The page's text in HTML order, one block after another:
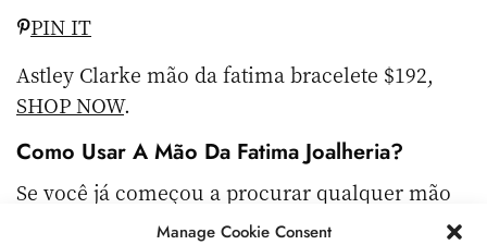
Manage Cookie Consent
PIN IT
Astley Clarke mão da fatima bracelete $192,
SHOP NOW.
Como Usar A Mão Da Fatima Joalheria?
Se você já começou a procurar qualquer mão
de fatima jóias, talvez já tenha descoberto que